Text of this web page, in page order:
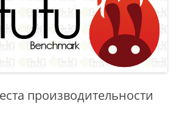
производительности